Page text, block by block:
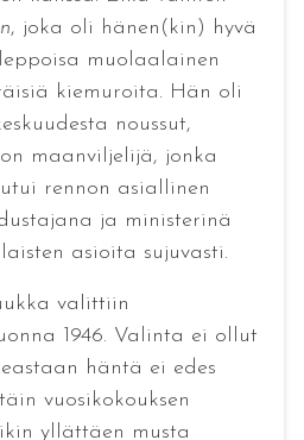
, joka oli hänen(kin) hyvä
muolaalainen
kiemuroita. Hän oli
noussut,
maanviljelijä, jonka
rennon asiallinen
ja ministerinä
asioita sujuvasti.
valittiin
1946. Valinta ei ollut
häntä ei edes
vuosikokouksen
yllättäen musta